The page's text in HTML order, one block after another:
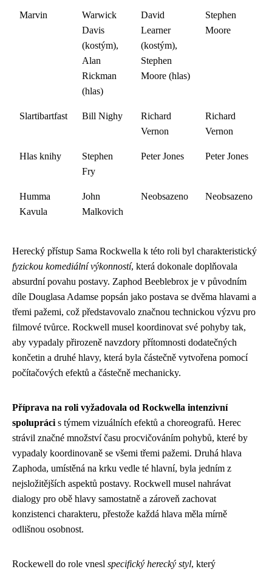
Marvin
Warwick
Davis
(kostým),
Alan
Rickman
(hlas)
David
Learner
(kostým),
Stephen
Moore (hlas)
Stephen
Moore
Slartibartfast Bill Nighy
Richard
Vernon
Richard
Vernon
Hlas knihy
Stephen
Fry
Peter Jones Peter Jones
Humma
Kavula
John
Malkovich
Neobsazeno Neobsazeno
Herecký přístup Sama Rockwella k této roli byl charakteristický
fyzickou komediální výkonností, která dokonale doplňovala
absurdní povahu postavy. Zaphod Beeblebrox je v původním
díle Douglasa Adamse popsán jako postava se dvěma hlavami a
třemi pažemi, což představovalo značnou technickou výzvu pro
filmové tvůrce. Rockwell musel koordinovat své pohyby tak,
aby vypadaly přirozeně navzdory přítomnosti dodatečných
končetin a druhé hlavy, která byla částečně vytvořena pomocí
počítačových efektů a částečně mechanicky.
Příprava na roli vyžadovala od Rockwella intenzivní
spolupráci s týmem vizuálních efektů a choreografů. Herec
strávil značné množství času procvičováním pohybů, které by
vypadaly koordinovaně se všemi třemi pažemi. Druhá hlava
Zaphoda, umístěná na krku vedle té hlavní, byla jedním z
nejsložitějších aspektů postavy. Rockwell musel nahrávat
dialogy pro obě hlavy samostatně a zároveň zachovat
konzistenci charakteru, přestože každá hlava měla mírně
odlišnou osobnost.
Rockewell do role vnesl specifický herecký styl, který